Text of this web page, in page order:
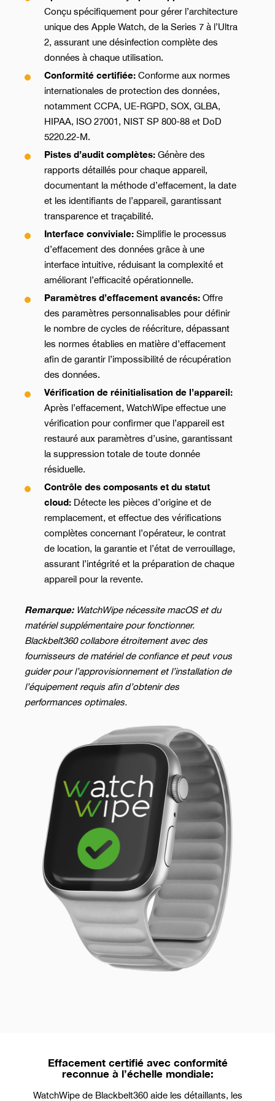
Conçu spécifiquement pour gérer l’architecture
unique des Apple Watch, de la Series 7 à l’Ultra
2, assurant une désinfection complète des
données à chaque utilisation.
Conformité certifiée: Conforme aux normes
internationales de protection des données,
notamment CCPA, UE-RGPD, SOX, GLBA,
HIPAA, ISO 27001, NIST SP 800-88 et DoD
5220.22-M.
Pistes d’audit complètes: Génère des
rapports détaillés pour chaque appareil,
documentant la méthode d’effacement, la date
et les identifiants de l’appareil, garantissant
transparence et traçabilité.
Interface conviviale: Simplifie le processus
d’effacement des données grâce à une
interface intuitive, réduisant la complexité et
améliorant l’efficacité opérationnelle.
Paramètres d’effacement avancés: Offre
des paramètres personnalisables pour définir
le nombre de cycles de réécriture, dépassant
les normes établies en matière d’effacement
afin de garantir l’impossibilité de récupération
des données.
Vérification de réinitialisation de l’appareil:
Après l’effacement, WatchWipe effectue une
vérification pour confirmer que l’appareil est
restauré aux paramètres d’usine, garantissant
la suppression totale de toute donnée
résiduelle.
Contrôle des composants et du statut
cloud: Détecte les pièces d’origine et de
remplacement, et effectue des vérifications
complètes concernant l’opérateur, le contrat
de location, la garantie et l’état de verrouillage,
assurant l’intégrité et la préparation de chaque
appareil pour la revente.
Remarque: WatchWipe nécessite macOS et du
matériel supplémentaire pour fonctionner.
Blackbelt360 collabore étroitement avec des
fournisseurs de matériel de confiance et peut vous
guider pour l’approvisionnement et l’installation de
l’équipement requis afin d’obtenir des
performances optimales.
Effacement certifié avec conformité
reconnue à l’échelle mondiale:
WatchWipe de Blackbelt360 aide les détaillants, les